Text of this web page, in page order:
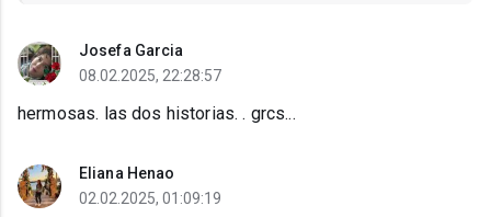
Josefa Garcia
08.02.2025, 22:28:57
hermosas. las dos historias. . grcs...
Eliana Henao
02.02.2025, 01:09:19